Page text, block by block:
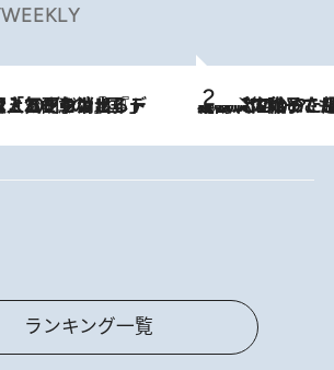
WEEKLY
2026.8.5
【阿川佐和子さんの年とる力】なぜ70代で始めた趣味は“こんなに楽しい”のか？ ピアノ、俳句…スランプに陥っても続けられる“ある秘訣”とは
ランキング一覧